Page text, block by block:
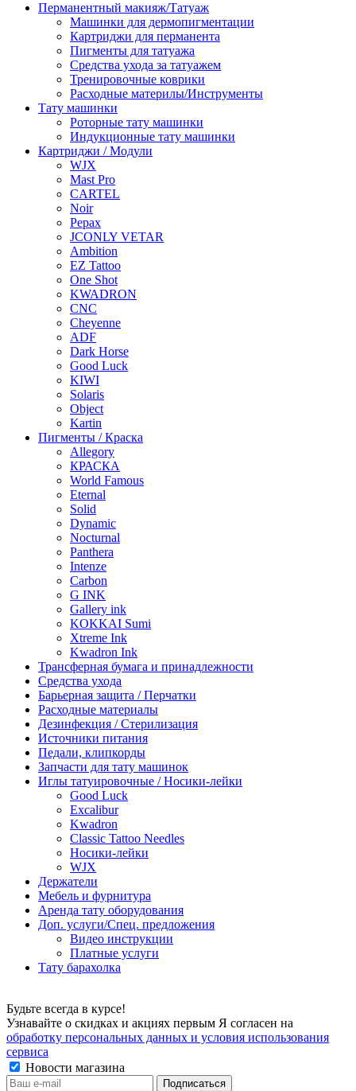
Перманентный макияж/Татуаж
Машинки для дермопигментации
Картриджи для перманента
Пигменты для татуажа
Средства ухода за татуажем
Тренировочные коврики
Расходные материлы/Инструменты
Тату машинки
Роторные тату машинки
Индукционные тату машинки
Картриджи / Модули
WJX
Mast Pro
CARTEL
Noir
Pepax
JCONLY VETAR
Ambition
EZ Tattoo
One Shot
KWADRON
CNC
Cheyenne
ADF
Dark Horse
Good Luck
KIWI
Solaris
Object
Kartin
Пигменты / Краска
Allegory
КРАСКА
World Famous
Eternal
Solid
Dynamic
Nocturnal
Panthera
Intenze
Carbon
G INK
Gallery ink
KOKKAI Sumi
Xtreme Ink
Kwadron Ink
Трансферная бумага и принадлежности
Средства ухода
Барьерная защита / Перчатки
Расходные материалы
Дезинфекция / Стерилизация
Источники питания
Педали, клипкорды
Запчасти для тату машинок
Иглы татуировочные / Носики-лейки
Good Luck
Excalibur
Kwadron
Classic Tattoo Needles
Носики-лейки
WJX
Держатели
Мебель и фурнитура
Аренда тату оборудования
Доп. услуги/Спец. предложения
Видео инструкции
Платные услуги
Тату барахолка
Будьте всегда в курсе!
Узнавайте о скидках и акциях первым Я согласен на
обработку персональных данных и условия использования
сервиса
Новости магазина